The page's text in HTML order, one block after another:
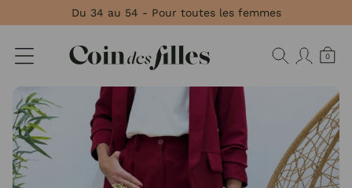
Du 34 au 54 - Pour toutes les femmes
0
Panneau de gestion des cookies